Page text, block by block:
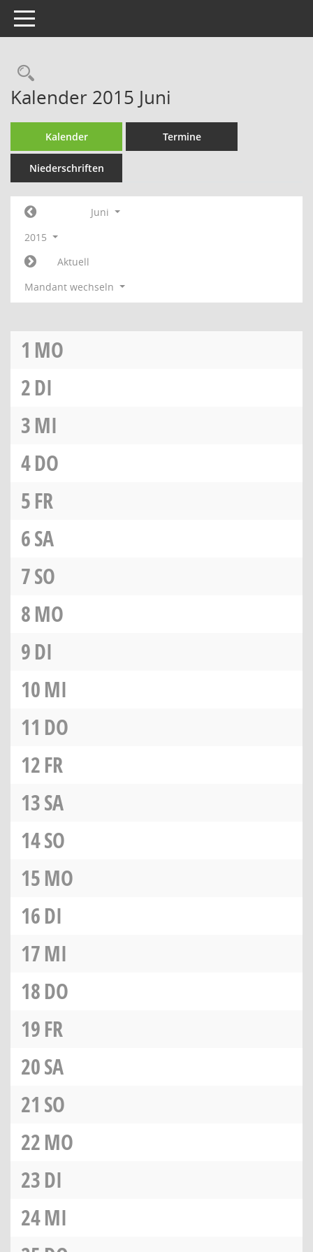
Toggle navigation
Rechercheauswahl
Kalender 2015 Juni
Kalender Termine
Niederschriften
Juni
2015
Aktuell
Mandant wechseln
1 MO
2DI
3MI
4DO
5FR
6SA
7SO
8MO
9DI
10MI
11 DO
12FR
13SA
14SO
15MO
16DI
17MI
18DO
19FR
20SA
21 SO
22MO
23DI
24MI